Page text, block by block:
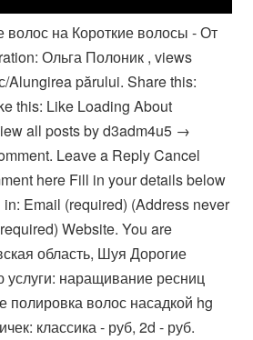
волос на Короткие волосы - От
Ольга Полоник , views
părului. Share this:
this: Like Loading About
all posts by d3adm4u5 →
Leave a Reply Cancel
here Fill in your details below
Email (required) (Address never
Website. You are
область, Шуя Дорогие
услуги: наращивание ресниц
полировка волос насадкой hg
классика - руб, 2d - руб.